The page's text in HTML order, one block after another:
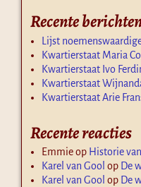
Recente
Lijst
Kwartierstaat Maria
Kwartierstaat Ivo
Kwartierstaat
Kwartierstaat Arie
Recente reacties
Emmieop Historie
Karel van Gool op De
Karel van Gool op De